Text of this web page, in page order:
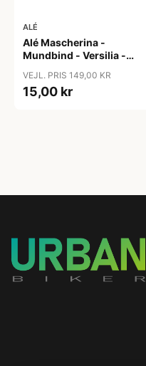
ALÉ
Alé Mascherina -
Mundbind - Versilia -
VEJL. PRIS 149,00 KR
15,00 kr